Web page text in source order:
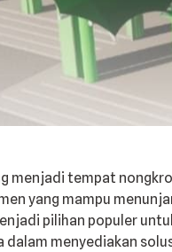
menjadi tempat
yang mampu
pilihan populer
dalam menyediakan